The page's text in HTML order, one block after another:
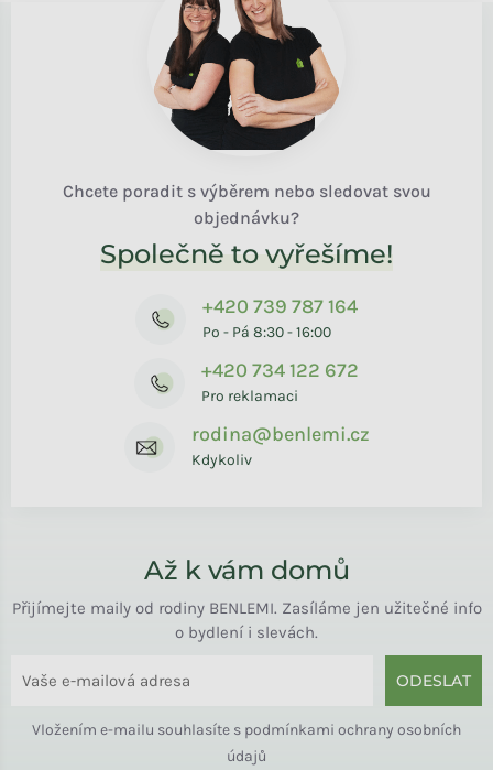
Chcete poradit s výběrem nebo sledovat svou
objednávku?
Společně to vyřešíme!
+420 739 787 164
Po - Pá 8:30 - 16:00
+420 734 122 672
Pro reklamaci
rodina@benlemi.cz
Kdykoliv
Až k vám domů
Přijímejte maily od rodiny BENLEMI. Zasíláme jen užitečné info
o bydlení i slevách.
ODESLAT
Vložením e-mailu souhlasíte s podmínkami ochrany osobních
údajů